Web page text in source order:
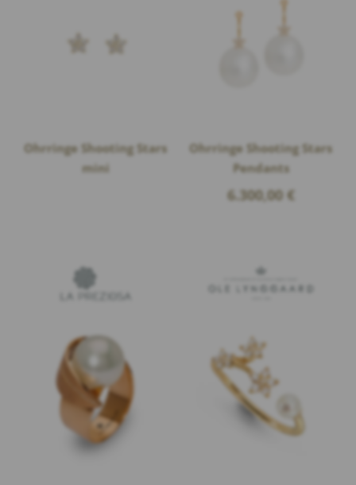
Ohrringe Shooting Stars
mini
Ohrringe Shooting Stars
Pendants
6.300,00 €